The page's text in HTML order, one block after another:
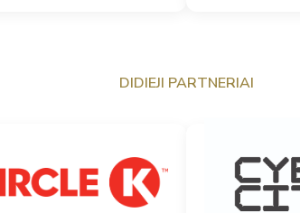
DIDIEJI PARTNERIAI